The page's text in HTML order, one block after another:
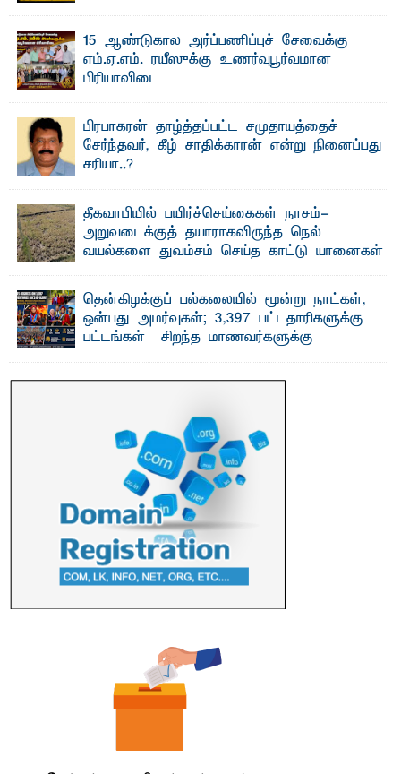
பாண்டிருப்பு ...15 ஆண்டுகால அர்ப்பணிப்புச் சேவைக்கு
எம்.ஏ.எம். ரயீஸுக்கு உணர்வுபூர்வமான
பிரியாவிடை
பிரபாகரன் தாழ்த்தப்பட்ட சமுதாயத்தைச்
சேர்ந்தவர், கீழ் சாதிக்காரன் என்று நினைப்பது
சரியா..?
தீகவாபியில் பயிர்ச்செய்கைகள் நாசம்-
அறுவடைக்குத் தயாராகவிருந்த நெல்
வயல்களை துவம்சம் செய்த காட்டு யானைகள்
காணப்பட்ட பல ...தென்கிழக்குப் பல்கலையில் மூன்று நாட்கள்,
ஒன்பது அமர்வுகள்; 3,397 பட்டதாரிகளுக்கு
பட்டங்கள் – சிறந்த மாணவர்களுக்கு
மற்றும் சிறப்புப் பரிசுகள்